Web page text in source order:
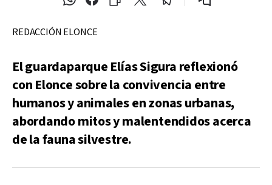
REDACCIÓN ELONCE
El guardaparque Elías Sigura reflexionó
con Elonce sobre la convivencia entre
humanos y animales en zonas urbanas,
abordando mitos y malentendidos acerca
de la fauna silvestre.